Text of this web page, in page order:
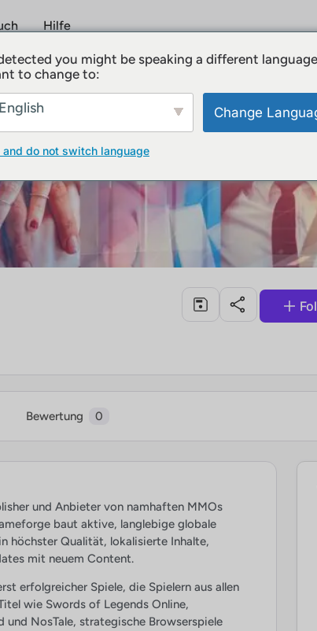
Hilfe
Bewertung 0
und Anbieter von namhaften MMOs
baut aktive, langlebige globale
höchster Qualität, lokalisierte Inhalte,
mit neuem Content.
erfolgreicher Spiele, die Spielern aus allen
wie Swords of Legends Online,
NosTale, strategische Browserspiele
you might be speaking a different
to change to:
English Change
and do not switch language